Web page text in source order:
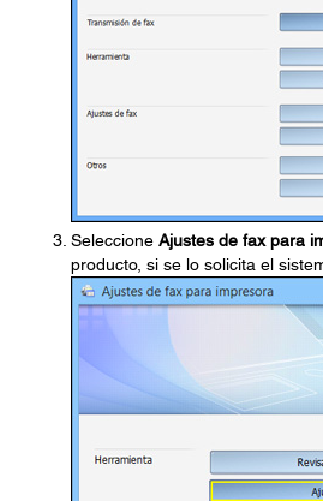
Seleccione Ajustes de fax para
producto, si se lo solicita el